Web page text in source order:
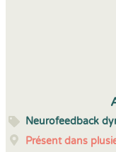
Neurofeedback
Présent dans